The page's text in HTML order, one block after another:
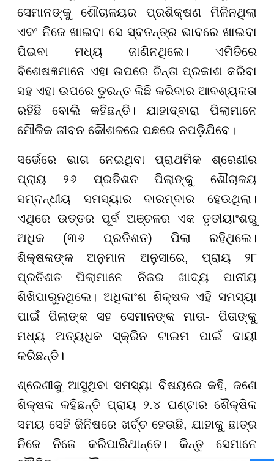
ସେମାନଙ୍କୁ ଶୌଚାଳୟର ପ୍ରଶିକ୍ଷଣ ମିଳିନଥିଲା
ଏବଂ ନିଜେ ଖାଇବା ସେ ସ୍ବତନ୍ତ୍ର ଭାବରେ ଖାଇବା
ପିଇବା ମଧ୍ୟ ଜାଣିନଥିଲେ। ଏମିତିରେ
ବିଶେଷଜ୍ଞମାନେ ଏହା ଉପରେ ଚିନ୍ତା ପ୍ରକାଶ କରିବା
ସହ ଏହା ଉପରେ ତୁରନ୍ତ କିଛି କରିବାର ଆବଶ୍ୟକତା
ରହିଛି ବୋଲି କହିଛନ୍ତି। ଯାହାଦ୍ବାରା ପିଲାମାନେ
ମୌଳିକ ଜୀବନ କୌଶଳରେ ପଛରେ ନପଡ଼ିଯିବେ।
ସର୍ଭେରେ ଭାଗ ନେଇଥିବା ପ୍ରାଥମିକ ଶ୍ରେଣୀର
ପ୍ରାୟ ୨୬ ପ୍ରତିଶତ ପିଲାଙ୍କୁ ଶୌଚାଳୟ
ସମ୍ବନ୍ଧୀୟ ସମସ୍ୟାର ବାରମ୍ବାର ହେଉଥିଲା।
ଏଥିରେ ଉତ୍ତର ପୂର୍ବ ଅଞ୍ଚଳର ଏକ ତୃତୀୟାଂଶରୁ
ଅଧିକ (୩୬ ପ୍ରତିଶତ) ପିଲା ରହିଥିଲେ।
ଶିକ୍ଷକଙ୍କ ଅନୁମାନ ଅନୁସାରେ, ପ୍ରାୟ ୨୮
ପ୍ରତିଶତ ପିଲାମାନେ ନିଜର ଖାଦ୍ୟ ପାନୀୟ
ଶିଖିପାରୁନଥିଲେ। ଅଧିକାଂଶ ଶିକ୍ଷକ ଏହି ସମସ୍ୟା
ପାଇଁ ପିଲାଙ୍କ ସହ ସେମାନଙ୍କ ମାତା- ପିତାଙ୍କୁ
ମଧ୍ୟ ଅତ୍ୟଧିକ ସ୍କ୍ରିନ ଟାଇମ ପାଇଁ ଦାୟୀ
କରିଛନ୍ତି।
ଶ୍ରେଣୀକୁ ଆସୁଥିବା ସମସ୍ୟା ବିଷୟରେ କହି, ଜଣେ
ଶିକ୍ଷକ କହିଛନ୍ତି ପ୍ରାୟ ୨.୪ ଘଣ୍ଟାର ଶୈକ୍ଷିକ
ସମୟ ସେହି ଜିନିଷରେ ଖର୍ଚ୍ଚ ହେଉଛି, ଯାହାକୁ ଛାତ୍ର
ନିଜେ ନିଜେ କରିପାରିଥାନ୍ତେ। କିନ୍ତୁ ସେମାନେ